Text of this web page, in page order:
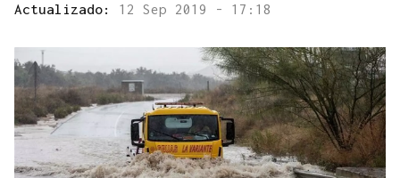
Actualizado: 12 Sep 2019 - 17:18